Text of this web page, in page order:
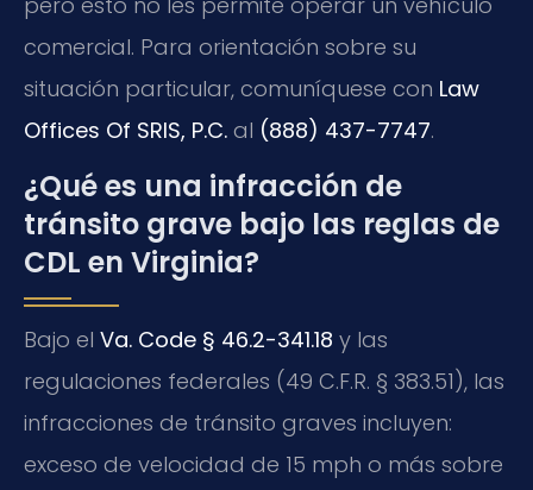
comercial. Para orientación sobre su
situación particular, comuníquese con Law
Offices Of SRIS, P.C. al (888) 437-7747.
¿Qué es una infracción de
tránsito grave bajo las reglas de
CDL en Virginia?
Bajo el Va. Code § 46.2-341.18 y las
regulaciones federales (49 C.F.R. § 383.51), las
infracciones de tránsito graves incluyen:
exceso de velocidad de 15 mph o más sobre